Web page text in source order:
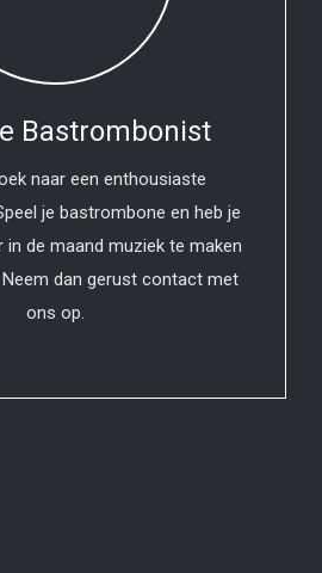
Bastrombonist
naar een enthousiaste
je bastrombone en heb je
in de maand muziek te maken
Neem dan gerust contact met
ons op.